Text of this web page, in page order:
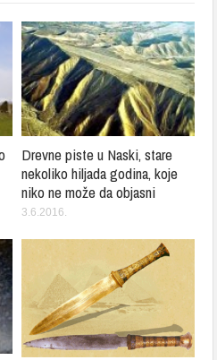
Drevne piste u Naski, stare
nekoliko hiljada godina, koje
niko ne može da objasni
3.6.2016.